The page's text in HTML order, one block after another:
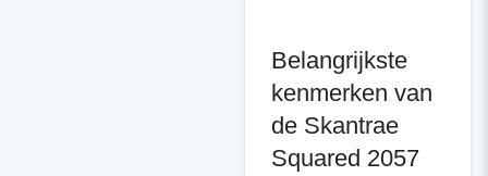
Belangrijkste
kenmerken van
de Skantrae
Squared 2057